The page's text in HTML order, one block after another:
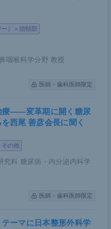
）＞頭頸部
咽喉科学分野 教授
医師・歯科医師限定
療――変革期に開く糖尿
西尾 善彦会長に聞く
その他
究科 糖尿病・内分泌内科学
医師・歯科医師限定
テーマに日本整形外科学